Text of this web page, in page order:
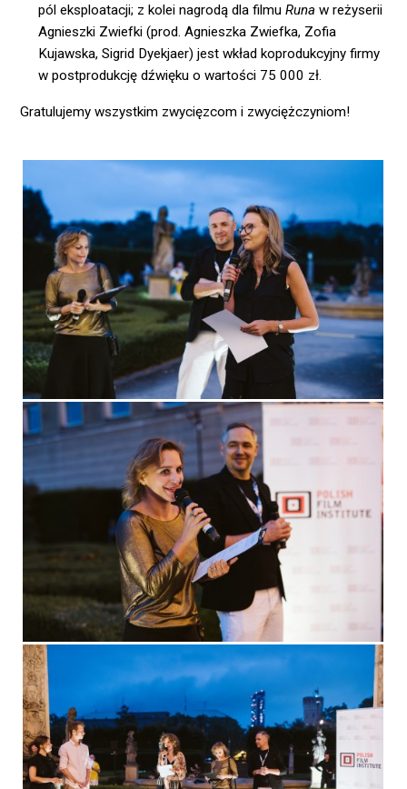
pól eksploatacji; z kolei nagrodą dla filmuRuna w reżyserii
Agnieszki Zwiefki (prod. Agnieszka Zwiefka, Zofia
Kujawska, Sigrid Dyekjaer) jest wkład koprodukcyjny firmy
w postprodukcję dźwięku o wartości 75 000 zł.
Gratulujemy wszystkim zwycięzcom i zwyciężczyniom!